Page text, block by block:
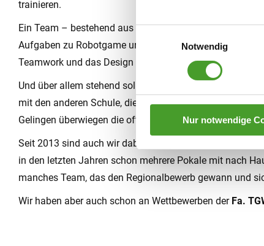
Notwendig
Nur notwendige
trainieren.
Ein Team – bestehend aus 5-10 Mitgliedern, stellt sich
Aufgaben zu Robotgame und Forschungsauftrag.
Teamwork und das Design – sprich Technik des
Und über allem stehend soll der Spaß an der Technik
mit den anderen Schule, die Spannung des
Gelingen überwiegen die oft nervenaufreibende
Seit 2013 sind auch wir dabei – mit Begeisterung und
in den letzten Jahren schon mehrere Pokale mit nach
manches Team, das den Regionalbewerb gewann und
Wir haben aber auch schon an Wettbewerben der Fa.